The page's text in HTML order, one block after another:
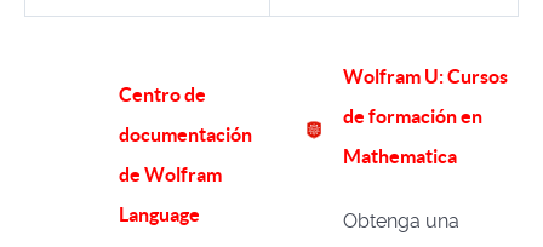
Centro de
documentación
de Wolfram
Language
Wolfram U: Cursos
de formación en
Mathematica
Obtenga una